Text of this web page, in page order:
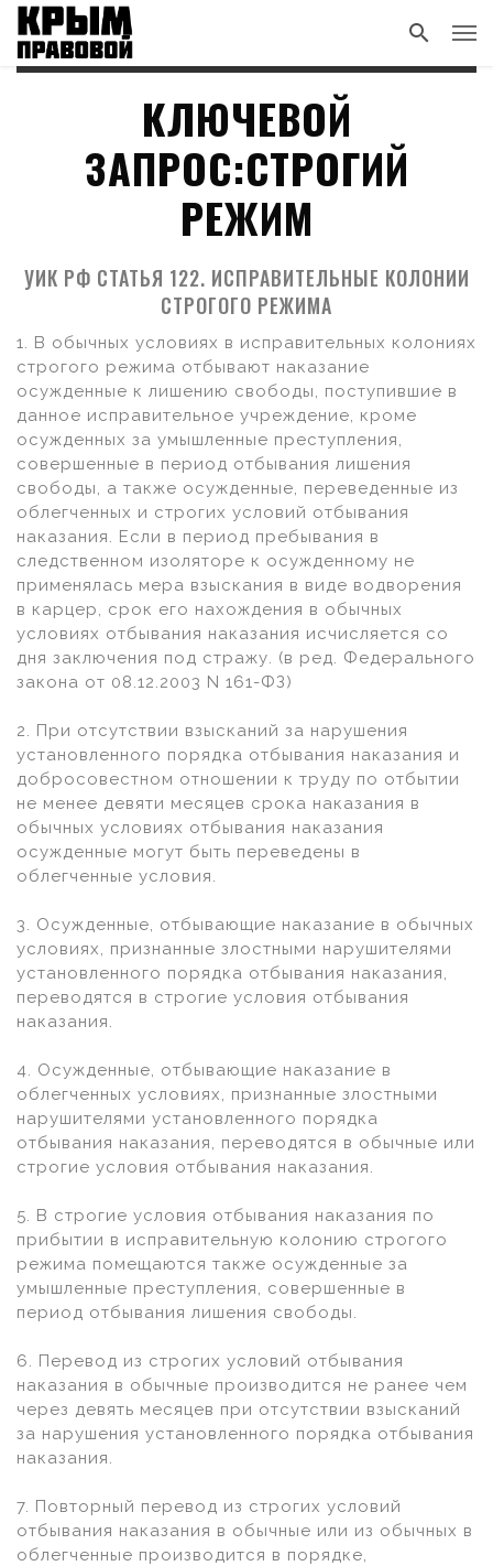
КЛЮЧЕВОЙ
ЗАПРОС:СТРОГИЙ
РЕЖИМ
УИК РФ СТАТЬЯ 122. ИСПРАВИТЕЛЬНЫЕ КОЛОНИИ
СТРОГОГО РЕЖИМА
1. В обычных условиях в исправительных колониях
строгого режима отбывают наказание
осужденные к лишению свободы, поступившие в
данное исправительное учреждение, кроме
осужденных за умышленные преступления,
совершенные в период отбывания лишения
свободы, а также осужденные, переведенные из
облегченных и строгих условий отбывания
наказания. Если в период пребывания в
следственном изоляторе к осужденному не
применялась мера взыскания в виде водворения
в карцер, срок его нахождения в обычных
условиях отбывания наказания исчисляется со
дня заключения под стражу. (в ред. Федерального
закона от 08.12.2003 N 161-ФЗ)
2. При отсутствии взысканий за нарушения
установленного порядка отбывания наказания и
добросовестном отношении к труду по отбытии
не менее девяти месяцев срока наказания в
обычных условиях отбывания наказания
осужденные могут быть переведены в
облегченные условия.
3. Осужденные, отбывающие наказание в обычных
условиях, признанные злостными нарушителями
установленного порядка отбывания наказания,
переводятся в строгие условия отбывания
наказания.
4. Осужденные, отбывающие наказание в
облегченных условиях, признанные злостными
нарушителями установленного порядка
отбывания наказания, переводятся в обычные или
строгие условия отбывания наказания.
5. В строгие условия отбывания наказания по
прибытии в исправительную колонию строгого
режима помещаются также осужденные за
умышленные преступления, совершенные в
период отбывания лишения свободы.
6. Перевод из строгих условий отбывания
наказания в обычные производится не ранее чем
через девять месяцев при отсутствии взысканий
за нарушения установленного порядка отбывания
наказания.
7. Повторный перевод из строгих условий
отбывания наказания в обычные или из обычных в
облегченные производится в порядке,